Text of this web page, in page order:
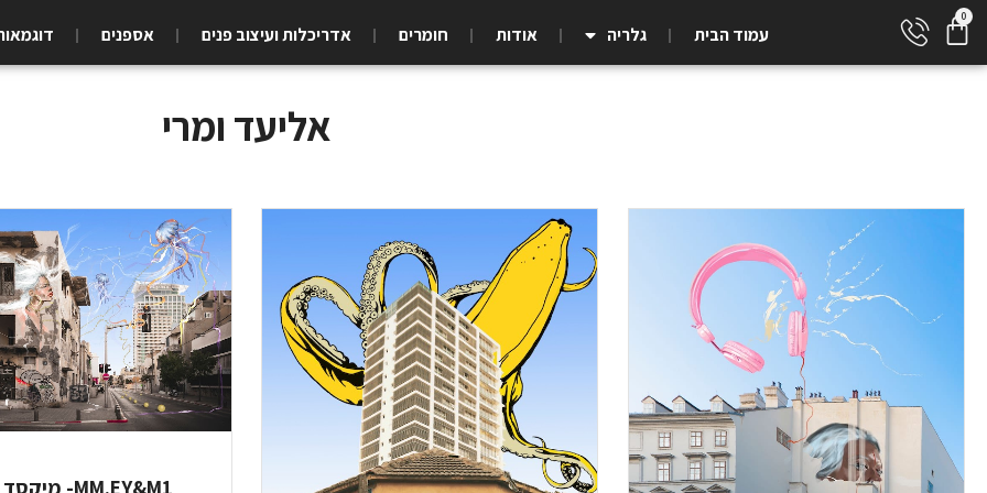
עמוד הבית גלריה אודות חומרים אדריכלות ועיצוב פנים אספנים
אליעד ומרי